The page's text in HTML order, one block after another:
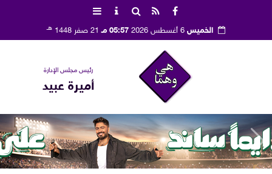
الخميس 05:57 مـ 21 صفر 1448 هـ
رئيس مجلس الإدارة
أميرة عبيد